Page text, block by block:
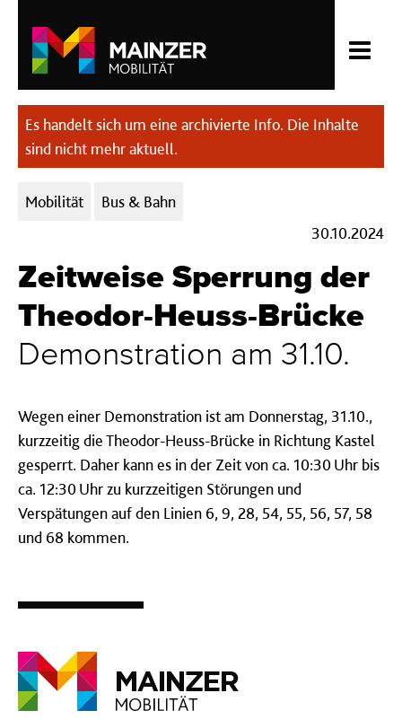
Es handelt sich um eine archivierte Info. Die Inhalte
sind nicht mehr aktuell.
Kategorien:
Mobilität
Bus & Bahn
30.10.2024
Zeitweise Sperrung der
Theodor-Heuss-Brücke
Demonstration am 31.10.
Wegen einer Demonstration ist am Donnerstag, 31.10.,
kurzzeitig die Theodor-Heuss-Brücke in Richtung Kastel
gesperrt. Daher kann es in der Zeit von ca. 10:30 Uhr bis
ca. 12:30 Uhr zu kurzzeitigen Störungen und
Verspätungen auf den Linien 6, 9, 28, 54, 55, 56, 57, 58
und 68 kommen.